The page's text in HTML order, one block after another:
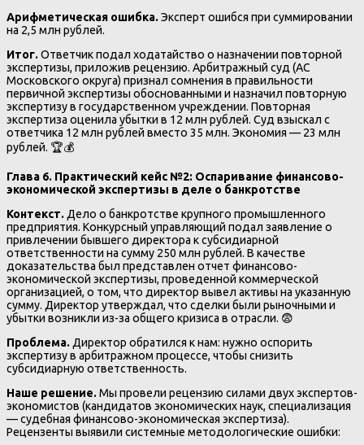
Арифметическая ошибка.Эксперт ошибся при суммировании
на 2,5 млн рублей.
Итог.Ответчик подал ходатайство о назначении повторной
экспертизы, приложив рецензию. Арбитражный суд (АС
Московского округа) признал сомнения в правильности
первичной экспертизы обоснованными и назначил повторную
экспертизу в государственном учреждении. Повторная
экспертиза оценила убытки в 12 млн рублей. Суд взыскал с
ответчика 12 млн рублей вместо 35 млн. Экономия — 23 млн
рублей. 🏆💰
Глава 6. Практический кейс №2: Оспаривание финансово-
экономической экспертизы в деле о банкротстве
Контекст. Дело о банкротстве крупного промышленного
предприятия. Конкурсный управляющий подал заявление о
привлечении бывшего директора к субсидиарной
ответственности на сумму 250 млн рублей. В качестве
доказательства был представлен отчет финансово-
экономической экспертизы, проведенной коммерческой
организацией, о том, что директор вывел активы на указанную
сумму. Директор утверждал, что сделки были рыночными и
убытки возникли из-за общего кризиса в отрасли. 😨
Проблема. Директор обратился к нам: нужно оспорить
экспертизу в арбитражном процессе, чтобы снизить
субсидиарную ответственность.
Наше решение.Мы провели рецензию силами двух экспертов-
экономистов (кандидатов экономических наук, специализация
— судебная финансово-экономическая экспертиза).
Рецензенты выявили системные методологические ошибки: